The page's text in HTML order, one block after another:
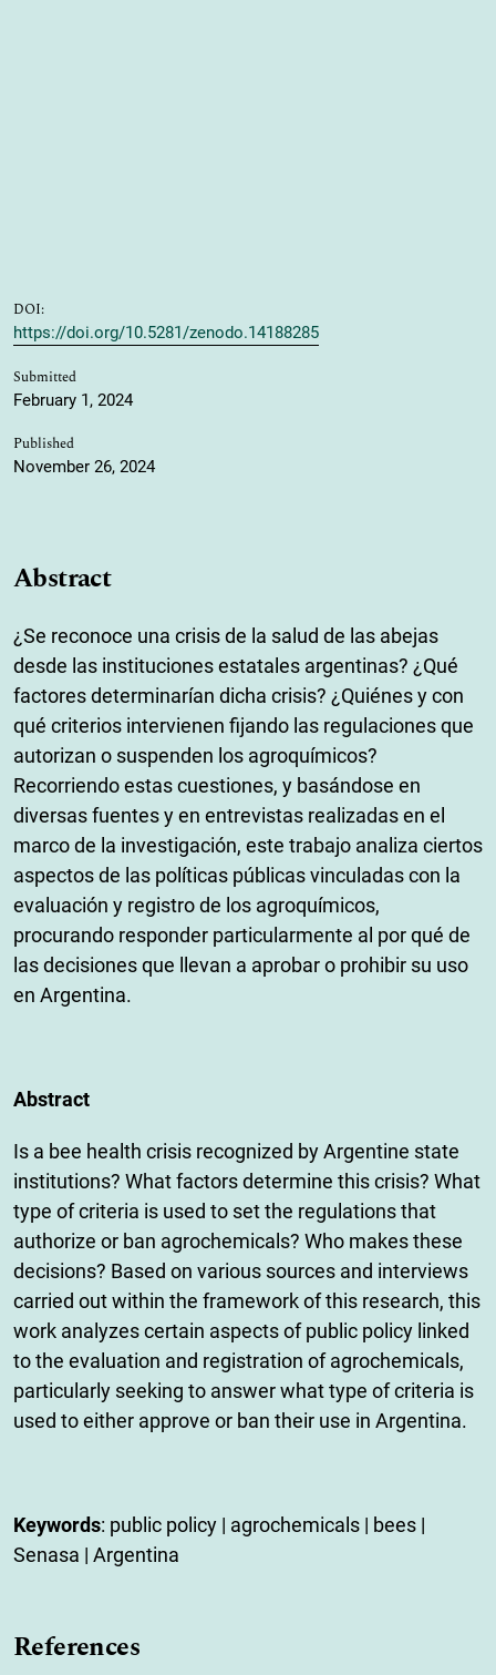
DOI:
https://doi.org/10.5281/zenodo.14188285
Submitted
February 1, 2024
Published
November 26, 2024
Abstract
¿Se reconoce una crisis de la salud de las abejas
desde las instituciones estatales argentinas? ¿Qué
factores determinarían dicha crisis? ¿Quiénes y con
qué criterios intervienen fijando las regulaciones que
autorizan o suspenden los agroquímicos?
Recorriendo estas cuestiones, y basándose en
diversas fuentes y en entrevistas realizadas en el
marco de la investigación, este trabajo analiza ciertos
aspectos de las políticas públicas vinculadas con la
evaluación y registro de los agroquímicos,
procurando responder particularmente al por qué de
las decisiones que llevan a aprobar o prohibir su uso
en Argentina.
Abstract
Is a bee health crisis recognized by Argentine state
institutions? What factors determine this crisis? What
type of criteria is used to set the regulations that
authorize or ban agrochemicals? Who makes these
decisions? Based on various sources and interviews
carried out within the framework of this research, this
work analyzes certain aspects of public policy linked
to the evaluation and registration of agrochemicals,
particularly seeking to answer what type of criteria is
used to either approve or ban their use in Argentina.
Keywords: public policy | agrochemicals | bees |
Senasa | Argentina
References